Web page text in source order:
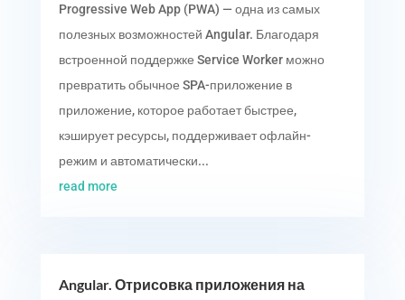
Progressive Web App (PWA) — одна из самых
полезных возможностей Angular. Благодаря
встроенной поддержке Service Worker можно
превратить обычное SPA-приложение в
приложение, которое работает быстрее,
кэширует ресурсы, поддерживает офлайн-
режим и автоматически...
read more
Angular. Отрисовка приложения на